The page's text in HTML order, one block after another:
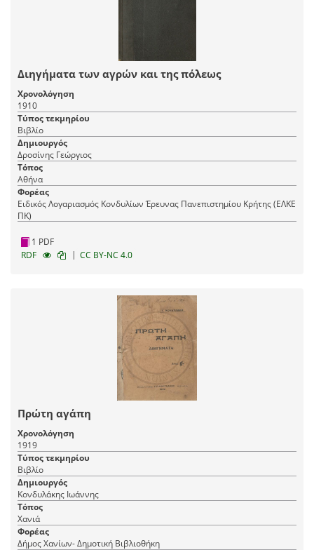
Διηγήματα των αγρών και της πόλεως
Χρονολόγηση
1910
Τύπος τεκμηρίου
Βιβλίο
Δημιουργός
Δροσίνης Γεώργιος
Τόπος
Αθήνα
Φορέας
Ειδικός Λογαριασμός Κονδυλίων Έρευνας Πανεπιστημίου Κρήτης (ΕΛΚΕ
ΠΚ)
1 PDF
RDF
| CC BY-NC 4.0
Πρώτη αγάπη
Χρονολόγηση
1919
Τύπος τεκμηρίου
Βιβλίο
Δημιουργός
Κονδυλάκης Ιωάννης
Τόπος
Χανιά
Φορέας
Δήμος Χανίων- Δημοτική Βιβλιοθήκη